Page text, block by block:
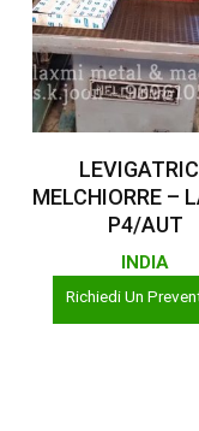
Leggi Tutto
MELCHIORRE –
P4/AUT
INDIA
Richiedi Un